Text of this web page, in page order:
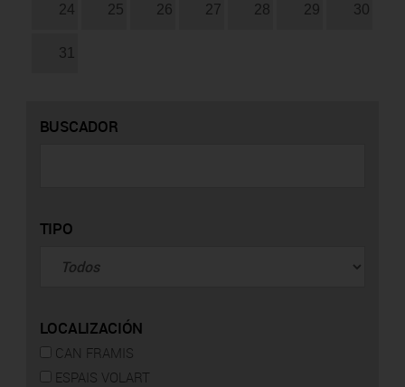
24 25 26 27 28 29 30
31
BUSCADOR
TIPO
LOCALIZACIÓN
CAN FRAMIS
ESPAIS VOLART